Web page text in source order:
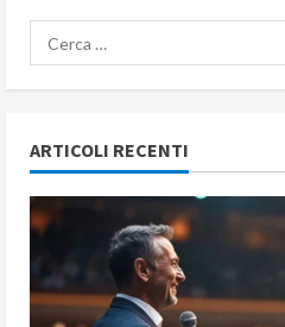
Ricerca
per:
ARTICOLI RECENTI